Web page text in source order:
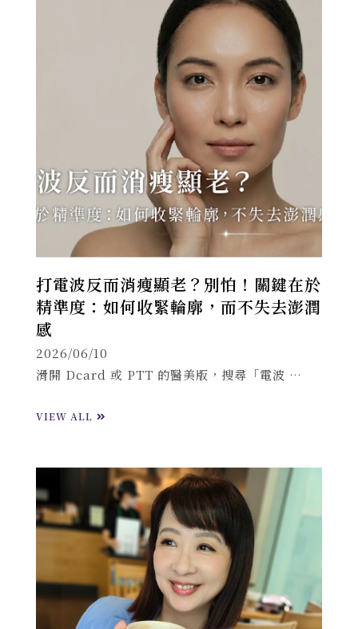
打電波反而消瘦顯老？別怕！關鍵在於
精準度：如何收緊輪廓，而不失去澎潤
感
2026/06/10
滑開 Dcard 或 PTT 的醫美版，搜尋「電波 …
VIEW ALL